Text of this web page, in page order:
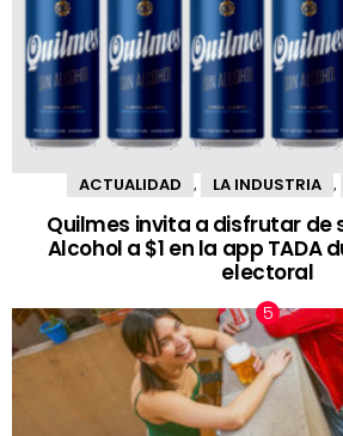
ACTUALIDAD , LA INDUSTRIA ,
Quilmes invita a disfrutar de
Alcohol a $1 en la app TADA
electoral